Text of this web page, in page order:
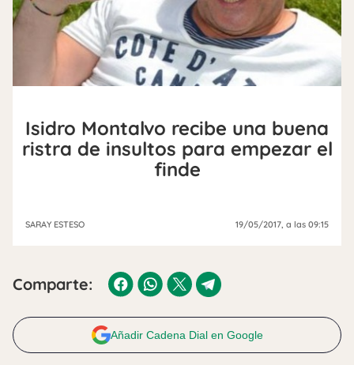
Isidro Montalvo recibe una buena
ristra de insultos para empezar el
finde
SARAY ESTESO 19/05/2017 , a las 09:15
Comparte:
Añadir Cadena Dial en Google